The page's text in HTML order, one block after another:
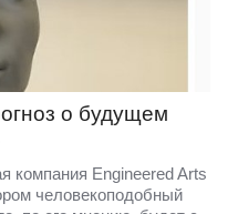
о будущем
компания Engineered Arts
человекоподобный